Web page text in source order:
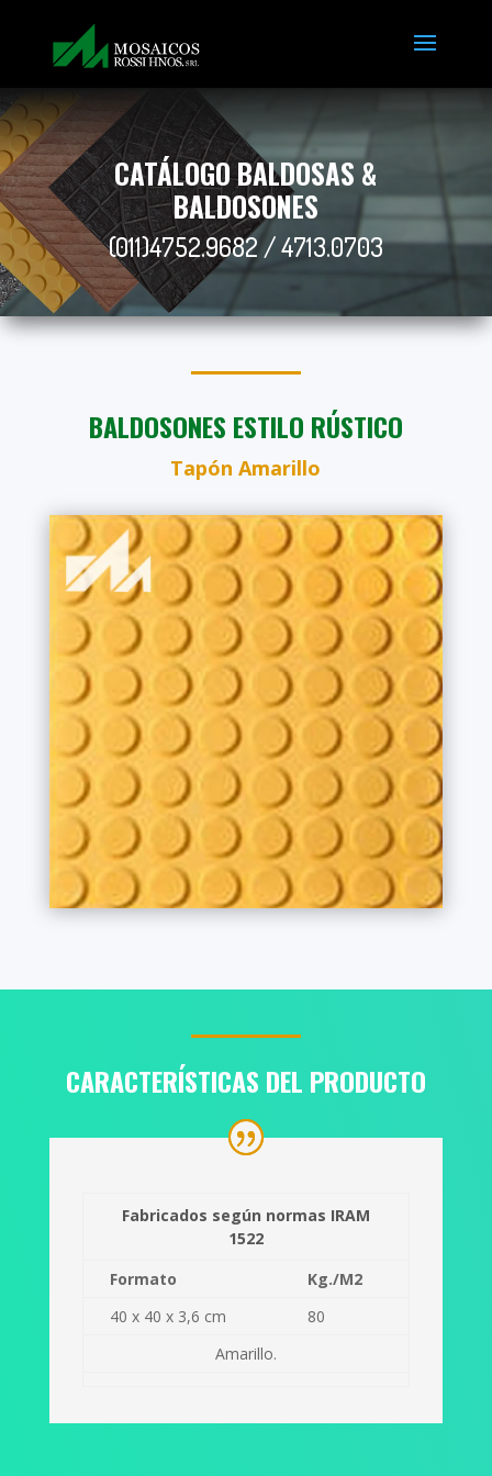
CATÁLOGO BALDOSAS &
BALDOSONES
(011)4752.9682 / 4713.0703
BALDOSONES ESTILO RÚSTICO
Tapón Amarillo
CARACTERÍSTICAS DEL PRODUCTO
Fabricados según normas IRAM
1522
Formato
Kg./M2
40 x 40 x 3,6 cm
80
Amarillo.